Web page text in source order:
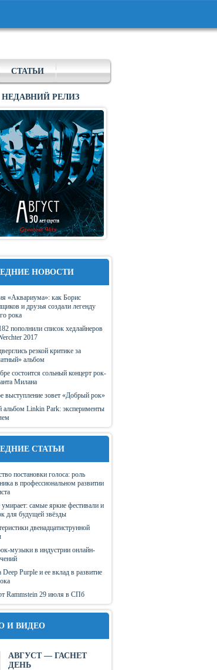
СТАТЬИ
НЕДАВНИЙ РЕЛИЗ
НОВОСТИ
«Аквариума»: как Борис
и друзья создали легенду
рока
пополнили список хедлайнеров
2017
резкой критике за
альбом
состоится сольный концерт рок-
Милана
выступление зовет «Добрый рок»
альбом Linkin Park: эксперименты
СТАТЬИ
постановки голоса: роль
в профессиональном развитии
самые яркие фестивали и
для будущей звёзды
двенадцатиструнной
музыки в индустрии онлайн-
Deep Purple и ее вклад в развитие
Rammstein 29 июля в СПб
И ВИДЕО
АВГУСТ — ГАСНЕТ
ДЕНЬ